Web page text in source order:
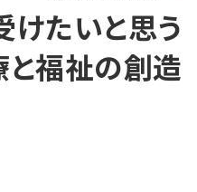
けたいと思う
と福祉の創造